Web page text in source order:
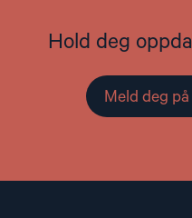
Hold deg
Meld deg